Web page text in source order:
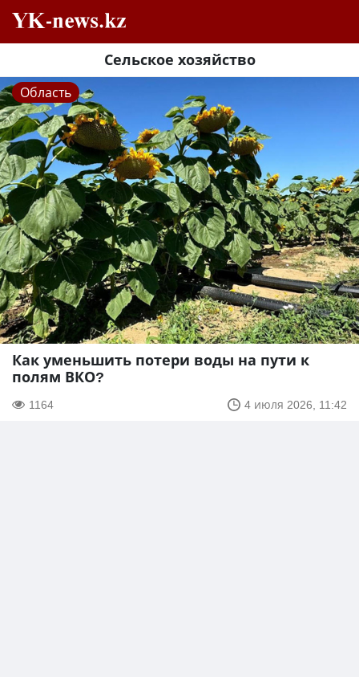
Сельское хозяйство
Область
Как уменьшить потери воды на пути к
полям ВКО?
1164 4 июля 2026, 11:42